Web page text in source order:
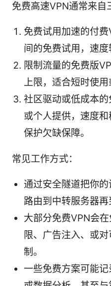
免费高速VPN通常来自
免费试用加速的付
间的免费试用，速度
限制流量的免费版
上限，适合短时使用
社区驱动或低成本
或个人提供，速度
保护欠缺保障。
常见工作方式：
通过安全隧道把你
路由到中转服务器再
大部分免费VPN会
限、广告注入、或
制。
一些免费方案可能